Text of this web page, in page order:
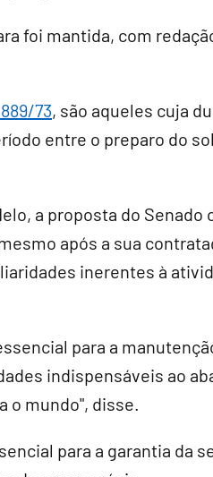
foi mantida, com
73, são aqueles cuja
entre o preparo do
a proposta do Senado
após a sua
inerentes à
para a
indispensáveis ao
o mundo", disse.
para a garantia da